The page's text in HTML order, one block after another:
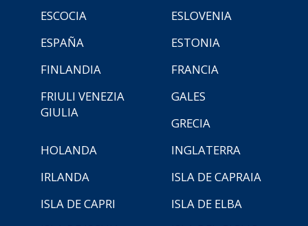
ESCOCIA
ESLOVENIA
ESPAÑA
ESTONIA
FINLANDIA
FRANCIA
FRIULI VENEZIA
GIULIA
GALES
GRECIA
HOLANDA
INGLATERRA
IRLANDA
ISLA DE CAPRAIA
ISLA DE CAPRI
ISLA DE ELBA